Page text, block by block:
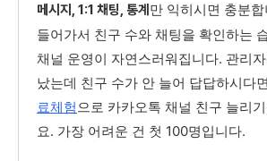
메시지, 1:1 채팅, 통계 만 익히시면 충분
들어가서 친구 수와 채팅을 확인하는
채널 운영이 자연스러워집니다. 관리
났는데 친구 수가 안 늘어 답답하시다면
료체험으로 카카오톡 채널 친구 늘리
요. 가장 어려운 건 첫 100명입니다.